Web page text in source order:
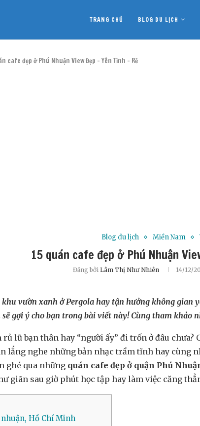
TRANG CHỦ BLOG DU LỊCH
cafe đẹp ở Phú Nhuận View Đẹp – Yên Tĩnh – Rẻ
Blog du lịch Miền Nam
15 quán cafe đẹp ở Phú Nhuận
Đăng bởi Lâm Thị Như Nhiên 14/12/
khu vườn xanh ở Pergola hay tận hưởng không
gợi ý cho bạn trong bài viết này! Cùng tham khảo
rủ lũ bạn thân hay “người ấy” đi trốn ở đâu
lắng nghe những bản nhạc trầm tĩnh hay cùng
ghé qua những quán cafe đẹp ở quận Phú
giãn sau giờ phút học tập hay làm việc căng
Hồ Chí Minh